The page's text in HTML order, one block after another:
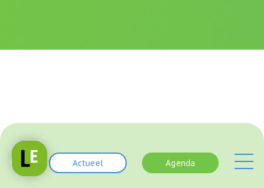
Actueel Agenda